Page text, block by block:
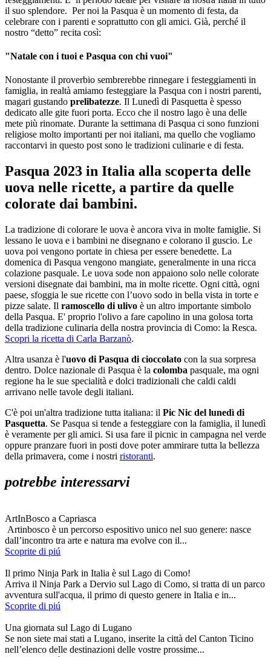
il suo splendore. Per noi la Pasqua è un momento di festa, da
celebrare con i parenti e soprattutto con gli amici. Già, perché il
nostro “detto” recita così:
"Natale con i tuoi e Pasqua con chi vuoi"
Nonostante il proverbio sembrerebbe rinnegare i festeggiamenti in
famiglia, in realtà amiamo festeggiare la Pasqua con i nostri parenti,
magari gustando prelibatezze. Il Lunedì di Pasquetta è spesso
dedicato alle gite fuori porta. Ecco che il nostro lago è una delle
mete più rinomate. Durante la settimana di Pasqua ci sono funzioni
religiose molto importanti per noi italiani, ma quello che vogliamo
raccontarvi in questo post sono le tradizioni culinarie e di festa.
Pasqua 2023 in Italia alla scoperta delle
uova nelle ricette, a partire da quelle
colorate dai bambini.
La tradizione di colorare le uova è ancora viva in molte famiglie. Si
lessano le uova e i bambini ne disegnano e colorano il guscio. Le
uova poi vengono portate in chiesa per essere benedette. La
domenica di Pasqua vengono mangiate, generalmente in una ricca
colazione pasquale. Le uova sode non appaiono solo nelle colorate
versioni disegnate dai bambini, ma in molte ricette. Ogni città, ogni
paese, sfoggia le sue ricette con l’uovo sodo in bella vista in torte e
pizze salate. Il ramoscello di ulivo è un altro importante simbolo
della Pasqua. E' proprio l'olivo a fare capolino in una golosa torta
della tradizione culinaria della nostra provincia di Como: la Resca.
Scopri la ricetta di Carla Barzanò.
Altra usanza è l'uovo di Pasqua di cioccolato con la sua sorpresa
dentro. Dolce nazionale di Pasqua è la colomba pasquale, ma ogni
regione ha le sue specialità e dolci tradizionali che caldi caldi
arrivano nelle tavole degli italiani.
C'è poi un'altra tradizione tutta italiana: il Pic Nic del lunedì di
Pasquetta. Se Pasqua si tende a festeggiare con la famiglia, il lunedì
è veramente per gli amici. Si usa fare il picnic in campagna nel verde
oppure pranzare fuori in posti dove poter ammirare tutta la bellezza
della primavera, come i nostri ristoranti.
potrebbe interessarvi
ArtInBosco a Capriasca
Artinbosco è un percorso espositivo unico nel suo genere: nasce
dall’incontro tra arte e natura ma evolve con il...
Scoprite di piú
Il primo Ninja Park in Italia è sul Lago di Como!
Arriva il Ninja Park a Dervio sul Lago di Como, si tratta di un parco
avventura sull'acqua, il primo di questo genere in Italia e in...
Scoprite di piú
Una giornata sul Lago di Lugano
Se non siete mai stati a Lugano, inserite la città del Canton Ticino
nell’elenco delle destinazioni delle vostre prossime...